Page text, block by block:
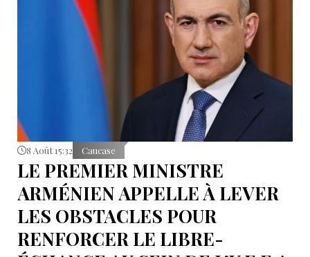
8 Août 15:32 Caucase
LE PREMIER MINISTRE
ARMÉNIEN APPELLE À LEVER
LES OBSTACLES POUR
RENFORCER LE LIBRE-